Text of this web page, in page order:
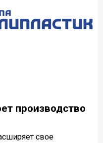
производство
свое